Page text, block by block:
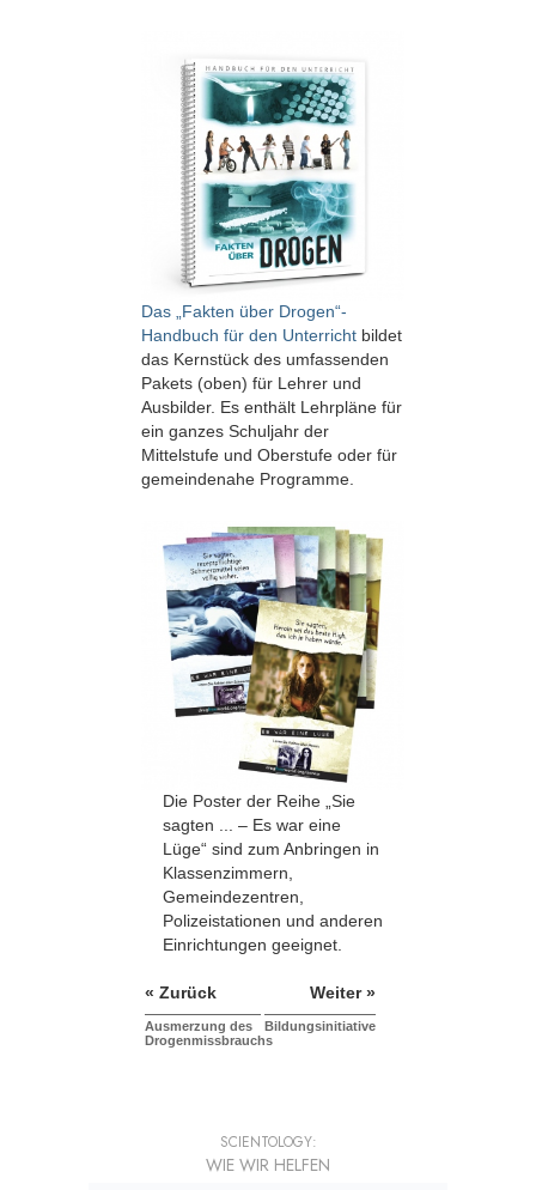
Das „Fakten über Drogen“-
Handbuch für den Unterricht bildet
das Kernstück des umfassenden
Pakets (oben) für Lehrer und
Ausbilder. Es enthält Lehrpläne für
ein ganzes Schuljahr der
Mittelstufe und Oberstufe oder für
gemeindenahe Programme.
Die Poster der Reihe „Sie
sagten ... – Es war eine
Lüge“ sind zum Anbringen in
Klassenzimmern,
Gemeindezentren,
Polizeistationen und anderen
Einrichtungen geeignet.
« Zurück
Ausmerzung des
Drogenmissbrauchs
Weiter »
Bildungsinitiative
SCIENTOLOGY:
WIE WIR HELFEN